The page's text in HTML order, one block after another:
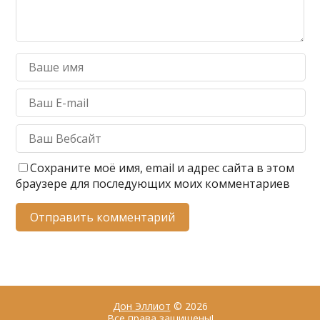
Сохраните моё имя, email и адрес сайта в этом
браузере для последующих моих комментариев
Дон Эллиот © 2026